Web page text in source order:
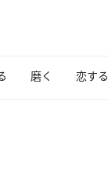
磨く 恋する